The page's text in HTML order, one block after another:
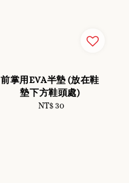
前掌用EVA半墊 (放在鞋
墊下方鞋頭處)
Regular
NT$ 30